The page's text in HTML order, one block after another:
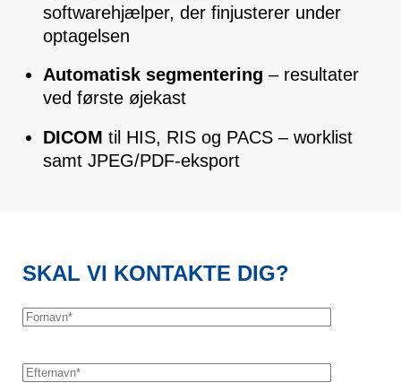
softwarehjælper, der finjusterer under
optagelsen
Automatisk segmentering – resultater
ved første øjekast
DICOM til HIS, RIS og PACS – worklist
samt JPEG/PDF-eksport
SKAL VI KONTAKTE DIG?